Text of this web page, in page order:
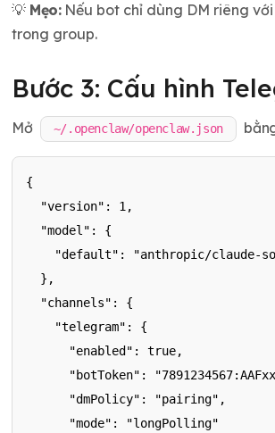
💡 Mẹo:Nếu bot chỉ dùng DM riêng với
trong group.
Bước 3: Cấu hình
Mở ~/.openclaw/openclaw.json
{
  "version": 1,
  "model": {
"default": "anthropic/claude-
  },
  "channels": {
    "telegram": {
      "enabled": true,
"botToken":
      "dmPolicy": "pairing",
      "mode": "longPolling"